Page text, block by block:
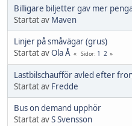
Billigare biljetter gav mer
Startat av Maven
Linjer på småvägar (grus)
Startat avOla Å Sidor 1 2
Lastbilschaufför avled efter
Startat av Fredde
Bus on demand upphör
Startat avS Svensson